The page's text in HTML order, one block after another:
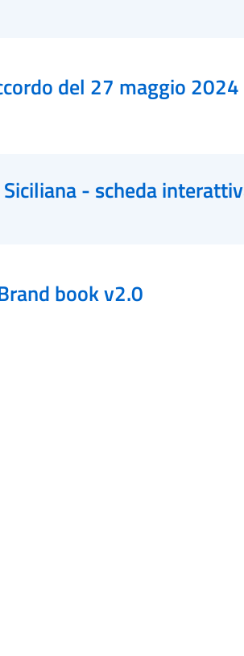
del 27 maggio 2024
- scheda
book v2.0